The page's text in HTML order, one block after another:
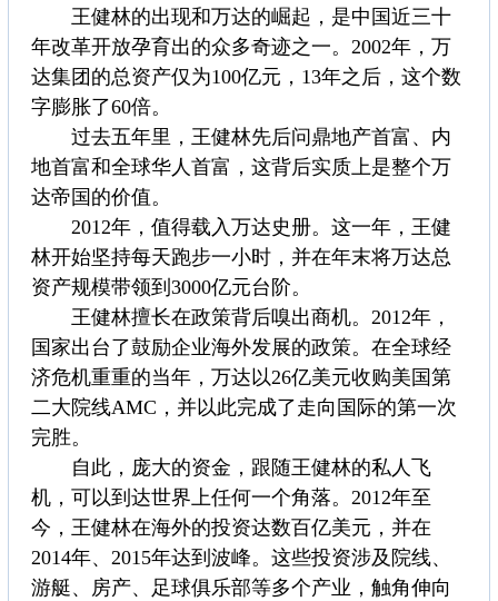
王健林的出现和万达的崛起，是中国近三十
年改革开放孕育出的众多奇迹之一。2002年，万
达集团的总资产仅为100亿元，13年之后，这个数
字膨胀了60倍。
过去五年里，王健林先后问鼎地产首富、内
地首富和全球华人首富，这背后实质上是整个万
达帝国的价值。
2012年，值得载入万达史册。这一年，王健
林开始坚持每天跑步一小时，并在年末将万达总
资产规模带领到3000亿元台阶。
王健林擅长在政策背后嗅出商机。2012年，
国家出台了鼓励企业海外发展的政策。在全球经
济危机重重的当年，万达以26亿美元收购美国第
二大院线AMC，并以此完成了走向国际的第一次
完胜。
自此，庞大的资金，跟随王健林的私人飞
机，可以到达世界上任何一个角落。2012年至
今，王健林在海外的投资达数百亿美元，并在
2014年、2015年达到波峰。这些投资涉及院线、
游艇、房产、足球俱乐部等多个产业，触角伸向